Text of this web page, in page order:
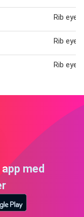
Rib eye
Rib eye
Rib eye
med